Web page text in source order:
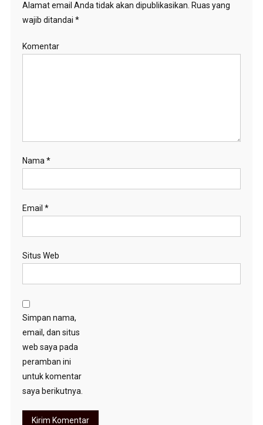
Alamat email Anda tidak akan dipublikasikan. Ruas yang
wajib ditandai *
Komentar
Nama *
Email *
Situs Web
Simpan nama,
email, dan situs
web saya pada
peramban ini
untuk komentar
saya berikutnya.